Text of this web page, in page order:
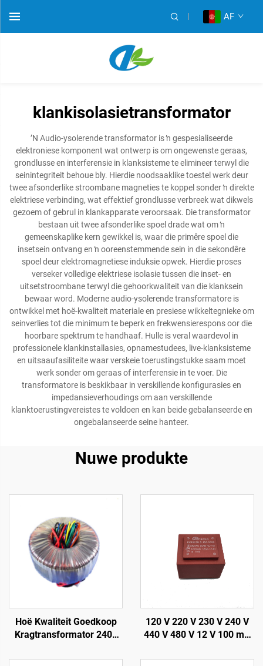
AF
klankisolasietransformator
ʼN Audio-ysolerende transformator is ŉ gespesialiseerde
elektroniese komponent wat ontwerp is om ongewenste geraas,
grondlusse en interferensie in klanksisteme te elimineer terwyl die
seinintegriteit behoue bly. Hierdie noodsaaklike toestel werk deur
twee afsonderlike stroombane magneties te koppel sonder ŉ direkte
elektriese verbinding, wat effektief grondlusse verbreek wat dikwels
gezoem of gebrul in klankapparate veroorsaak. Die transformator
bestaan uit twee afsonderlike spoel drade wat om ŉ
gemeenskaplike kern gewikkel is, waar die primêre spoel die
insetsein ontvang en ŉ ooreenstemmende sein in die sekondêre
spoel deur elektromagnetiese induksie opwek. Hierdie proses
verseker volledige elektriese isolasie tussen die inset- en
uitsetstroombane terwyl die gehoorkwaliteit van die klanksein
bewaar word. Moderne audio-ysolerende transformatore is
ontwikkel met hoë-kwaliteit materiale en presiese wikkeltegnieke om
seinverlies tot die minimum te beperk en frekwensierespons oor die
hoorbare spektrum te handhaaf. Hulle is veral waardevol in
professionele klankinstallasies, opnamestudees, live-klanksisteme
en uitsaaufasiliteite waar verskeie toerustingstukke saam moet
werk sonder om geraas of interferensie in te voer. Die
transformatore is beskikbaar in verskillende konfigurasies en
impedansieverhoudings om aan verskillende
klanktoerustingvereistes te voldoen en kan beide gebalanseerde en
ongebalanseerde seine hanteer.
Nuwe produkte
Hoë Kwaliteit Goedkoop
Kragtransformator 240v
Transformator vir
120 V 220 V 230 V 240 V
440 V 480 V 12 V 100 mA
Gemonteerde